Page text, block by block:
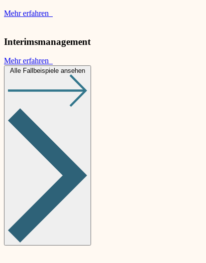
Mehr erfahren
Interimsmanagement
Mehr erfahren
Alle Fallbeispiele ansehen